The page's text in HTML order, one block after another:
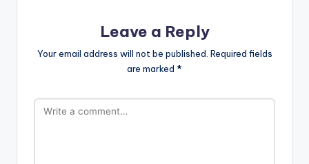
Leave a Reply
Your email address will not be published. Required fields
are marked *